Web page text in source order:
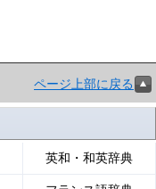
ページ上部に戻る
英和・和英辞典